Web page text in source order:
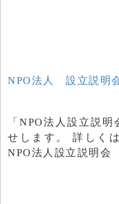
NPO法人 設立説明
「NPO法人設立説
せします。 詳しく
NPO法人設立説明会